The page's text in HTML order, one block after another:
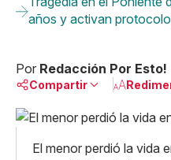
años y activan
Por Redacción Por Esto!
Compartir
Facebook
El menor perdió la vida